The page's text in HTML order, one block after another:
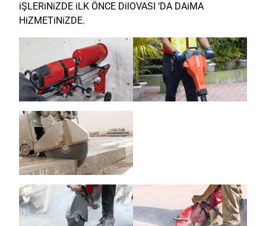
iŞLERiNiZDE iLK ÖNCE DilOVASI ‘DA DAiMA
HiZMETiNiZDE.